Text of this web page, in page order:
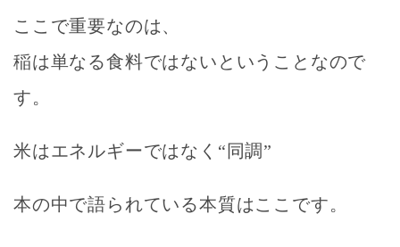
ここで重要なのは、
稲は単なる食料ではないということなので
す。
米はエネルギーではなく“同調”
本の中で語られている本質はここです。